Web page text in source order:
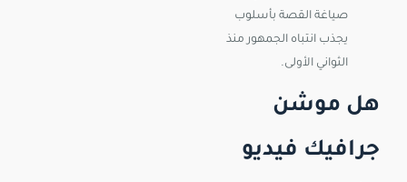
صياغة القصة بأسلوب
يجذب انتباه الجمهور منذ
الثواني الأولى.
هل موشن
جرافيك فيديو